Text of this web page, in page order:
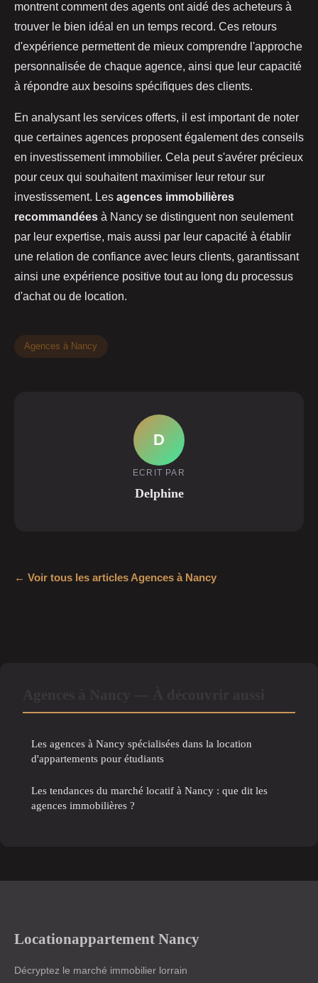
montrent comment des agents ont aidé des acheteurs à
trouver le bien idéal en un temps record. Ces retours
d'expérience permettent de mieux comprendre l'approche
personnalisée de chaque agence, ainsi que leur capacité
à répondre aux besoins spécifiques des clients.
En analysant les services offerts, il est important de noter
que certaines agences proposent également des conseils
en investissement immobilier. Cela peut s'avérer précieux
pour ceux qui souhaitent maximiser leur retour sur
investissement. Les agences immobilières
recommandées à Nancy se distinguent non seulement
par leur expertise, mais aussi par leur capacité à établir
une relation de confiance avec leurs clients, garantissant
ainsi une expérience positive tout au long du processus
d'achat ou de location.
Agences à Nancy
D
ECRIT PAR
Delphine
← Voir tous les articles Agences à Nancy
Les agences à Nancy spécialisées dans la location
d'appartements pour étudiants
Les tendances du marché locatif à Nancy : que dit les
agences immobilières ?
Locationappartement Nancy
Décryptez le marché immobilier lorrain